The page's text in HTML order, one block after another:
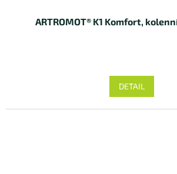
ARTROMOT® K1 Komfort,
DETAIL